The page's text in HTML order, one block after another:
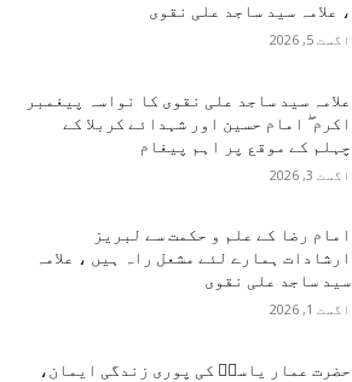
، علامہ سید ساجد علی نقوی
اگست 5, 2026
علامہ سید ساجد علی نقوی کا نواسہ پیغمبر
اکرم ۖ امام حسین اور شہدائے کربلا کے
چہلم کے موقع پر اہم پیغام
اگست 3, 2026
امام رضا کے علم و حکمت سے لبریز
ارشادات ہمارے لئے مشعل راہ ہیں ، علامہ
سید ساجد علی نقوی
اگست 1, 2026
حضرت عمار یاسرؑ کی پوری زندگی ایمان،